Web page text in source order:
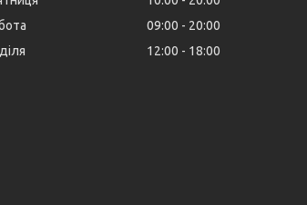
09:00
20:00
12:00 18:00